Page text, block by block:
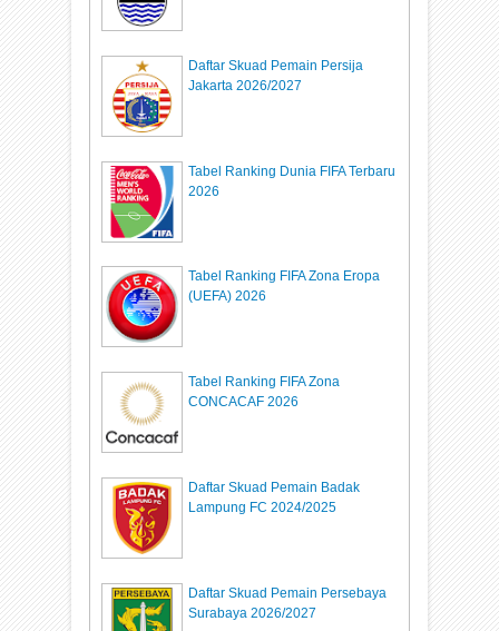
Daftar Skuad Pemain Persija
Jakarta 2026/2027
Tabel Ranking Dunia FIFA Terbaru
2026
Tabel Ranking FIFA Zona Eropa
(UEFA) 2026
Tabel Ranking FIFA Zona
CONCACAF 2026
Daftar Skuad Pemain Badak
Lampung FC 2024/2025
Daftar Skuad Pemain Persebaya
Surabaya 2026/2027